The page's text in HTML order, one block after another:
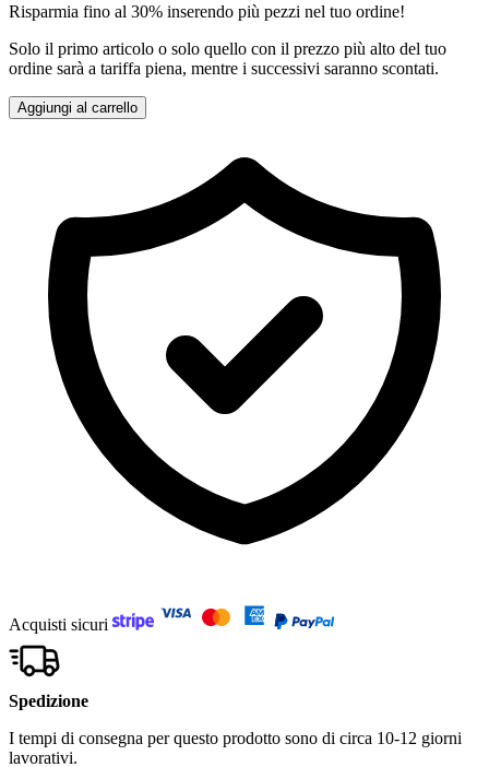
Risparmia fino al 30% inserendo più pezzi nel tuo ordine!
Solo il primo articolo o solo quello con il prezzo più alto del tuo
ordine sarà a tariffa piena, mentre i successivi saranno scontati.
Aggiungi al carrello
Acquisti sicuri
Spedizione
I tempi di consegna per questo prodotto sono di circa 10-12 giorni
lavorativi.